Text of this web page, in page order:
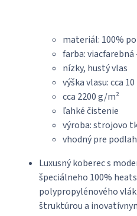
materiál: 100%
farba: viacfarebná
nízky, hustý vlas
výška vlasu: cca
cca 2200 g/m²
ľahké čistenie
výroba: strojovo
vhodný pre
Luxusný koberec s
špeciálneho 100%
polypropylénového
štruktúrou a